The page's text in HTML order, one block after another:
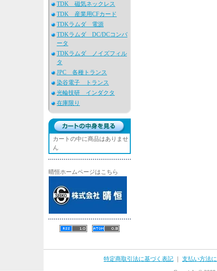
TDK 磁気ネックレス
TDK 産業用CFカード
TDKラムダ 電源
TDKラムダ DC/DCコンバ
ータ
TDKラムダ ノイズフィル
タ
JPC 各種トランス
染谷電子 トランス
光輪技研 インダクタ
在庫限り
カートの中に商品はありませ
ん
晴恒ホームページはこちら
特定商取引法に基づく表記
支払い方法